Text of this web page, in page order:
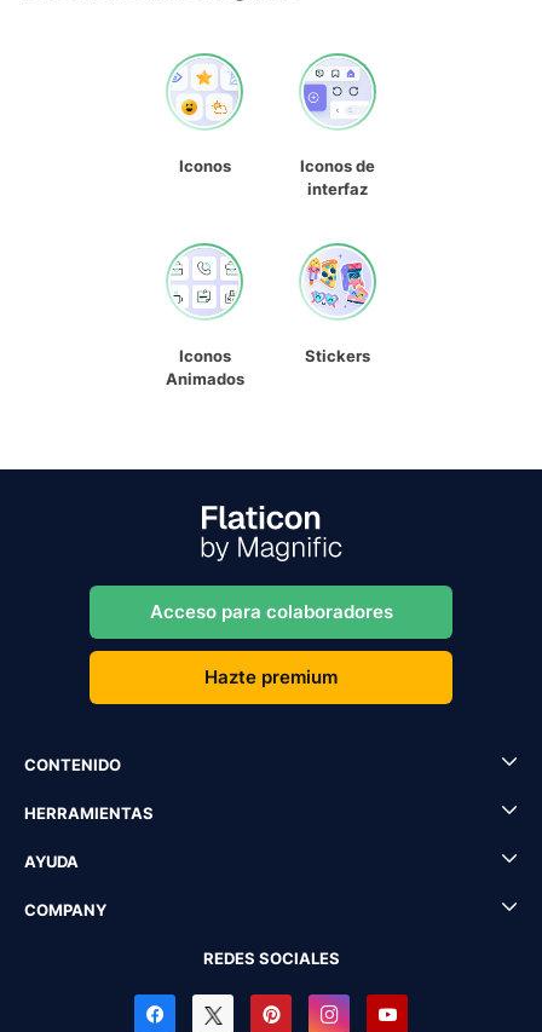
Iconos
Iconos de
interfaz
Iconos
Animados
Stickers
Acceso para colaboradores
Hazte premium
CONTENIDO
HERRAMIENTAS
AYUDA
COMPANY
REDES SOCIALES